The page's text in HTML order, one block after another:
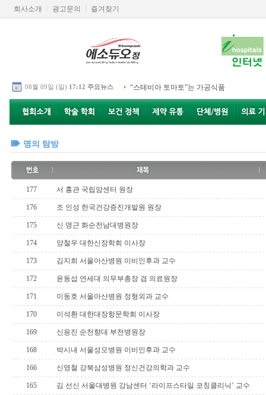
회사소개 광고문의 즐겨찾기
08월 09일 (일) 17:12 주요뉴스 “스테비아 토마토”는 가공식품
명의 탐방
177 서 홍관 국립암센터 원장
176 조 인성 한국건강증진개발원 원장
175 신 명근 화순전남대병원장
174 양철우 대한신장학회 이사장
173 김지희 서울아산병원 이비인후과 교수
172 윤동섭 연세대 의무부총장 겸 의료원장
171 이동호 서울아산병원 정형외과 교수
170 이석환 대한대장항문학회 이사장
169 신응진 순천향대 부천병원장
168 박시내 서울성모병원 이비인후과 교수
166 신영철 강북삼성병원 정신건강의학과 교수
165 김 선신 서울대병원 강남센터 ‘라이프스타일 코칭클리닉’ 교수